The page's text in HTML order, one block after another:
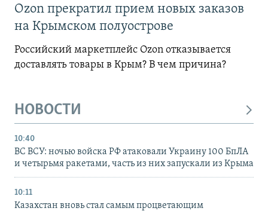
Ozon прекратил прием новых заказов
на Крымском полуострове
Российский маркетплейс Ozon отказывается
доставлять товары в Крым? В чем причина?
НОВОСТИ
10:40
ВС ВСУ: ночью войска РФ атаковали Украину 100 БпЛА
и четырьмя ракетами, часть из них запускали из Крыма
10:11
Казахстан вновь стал самым процветающим